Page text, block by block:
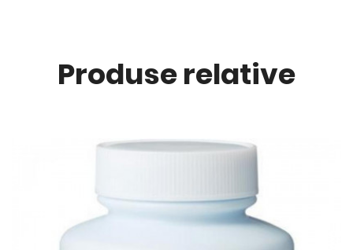
Produse relative